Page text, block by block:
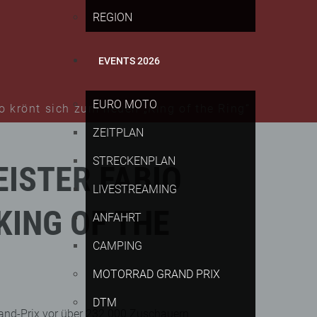
REGION
EVENTS 2026
EURO MOTO
ZEITPLAN
STRECKENPLAN
LIVESTREAMING
ANFAHRT
CAMPING
MOTORRAD GRAND PRIX
DTM
sich zum neuen „King of the Ring“
FABIO
OFTHE
Prix vor über 232.000 Zuschauern